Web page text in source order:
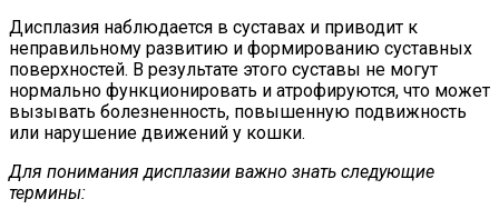
Дисплазия наблюдается в суставах и приводит к
неправильному развитию и формированию суставных
поверхностей. В результате этого суставы не могут
нормально функционировать и атрофируются, что может
вызывать болезненность, повышенную подвижность
или нарушение движений у кошки.
Для понимания дисплазии важно знать следующие
термины: